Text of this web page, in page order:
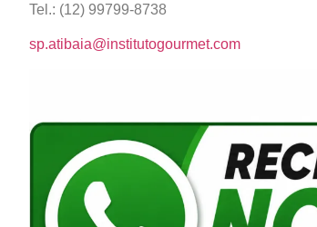
Tel.: (12) 99799-8738
sp.atibaia@institutogourmet.com